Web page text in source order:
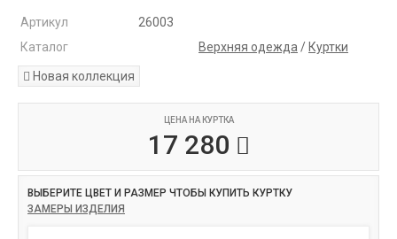
Артикул
26003
Каталог
Верхняя одежда / Куртки
Новая коллекция
ЦЕНА НА КУРТКА
17 280
ВЫБЕРИТЕ ЦВЕТ И РАЗМЕР ЧТОБЫ КУПИТЬ КУРТКУ
ЗАМЕРЫ ИЗДЕЛИЯ